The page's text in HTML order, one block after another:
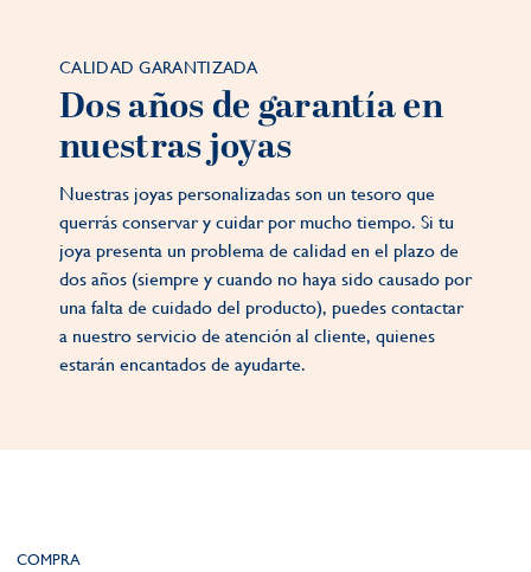
CALIDAD GARANTIZADA
Dos años de garantía en
nuestras joyas
Nuestras joyas personalizadas son un tesoro que
querrás conservar y cuidar por mucho tiempo. Si tu
joya presenta un problema de calidad en el plazo de
dos años (siempre y cuando no haya sido causado por
una falta de cuidado del producto), puedes contactar
a nuestro servicio de atención al cliente, quienes
estarán encantados de ayudarte.
COMPRA